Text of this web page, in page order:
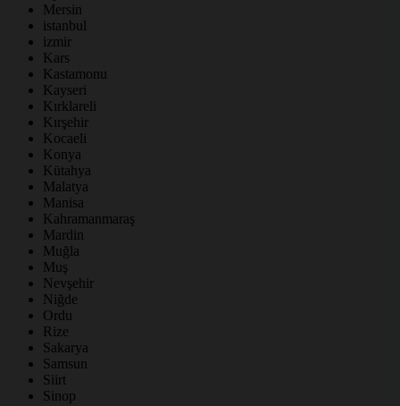
Mersin
istanbul
izmir
Kars
Kastamonu
Kayseri
Kırklareli
Kırşehir
Kocaeli
Konya
Kütahya
Malatya
Manisa
Kahramanmaraş
Mardin
Muğla
Muş
Nevşehir
Niğde
Ordu
Rize
Sakarya
Samsun
Siirt
Sinop